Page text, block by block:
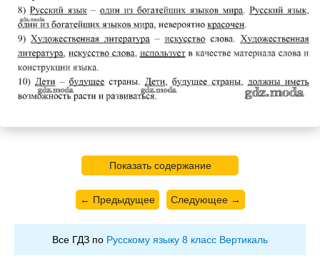
Показать содержание
← Предыдущее Следующее →
Все ГДЗ по Русскому языку 8 класс Вертикаль